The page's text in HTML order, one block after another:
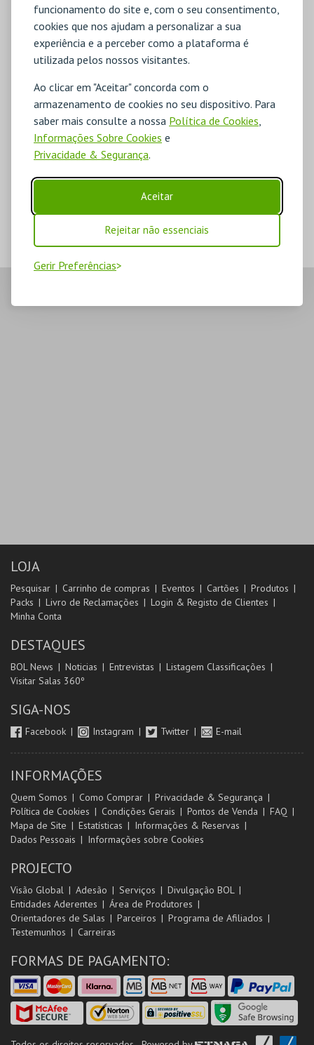
funcionamento do site e, com o seu consentimento,
cookies que nos ajudam a personalizar a sua
experiência e a perceber como a plataforma é
utilizada pelos nossos visitantes.
Ao clicar em "Aceitar" concorda com o
armazenamento de cookies no seu dispositivo. Para
saber mais consulte a nossa Política de Cookies
Informações Sobre Cookies e
Privacidade & Segurança.
Aceitar
Rejeitar não essenciais
Gerir Preferências
LOJA
Pesquisar Carrinho de compras Eventos Cartões
Produtos
Packs
Livro de Reclamações
Login & Registo de Clientes
Minha Conta
DESTAQUES
BOL News Noticias Entrevistas
Listagem Classificações
Visitar Salas 360º
SIGA-NOS
Facebook Instagram Twitter E-mail
INFORMAÇÕES
Quem Somos Como Comprar
Privacidade & Segurança
Política de Cookies
Condições Gerais Pontos de Venda
FAQ
Mapa de Site
Estatísticas
Informações & Reservas
Dados Pessoais
Informações sobre Cookies
PROJECTO
Visão Global Adesão Serviços
Divulgação BOL
Entidades Aderentes
Área de Produtores
Orientadores de Salas
Parceiros
Programa de Afiliados
Testemunhos
Carreiras
FORMAS DE PAGAMENTO: